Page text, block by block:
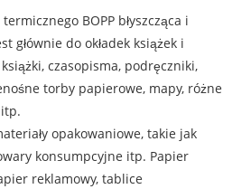
BOPP błyszcząca i
głównie do okładek książek i
czasopisma, podręczniki,
torby papierowe, mapy, różne
opakowaniowe, takie jak
konsumpcyjne itp. Papier
reklamowy, tablice